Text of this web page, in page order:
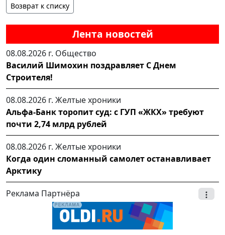
Лента новостей
08.08.2026 г. Общество
Василий Шимохин поздравляет С Днем
Строителя!
08.08.2026 г. Желтые хроники
Альфа-Банк торопит суд: с ГУП «ЖКХ» требуют
почти 2,74 млрд рублей
08.08.2026 г. Желтые хроники
Когда один сломанный самолет останавливает
Арктику
Реклама Партнёра
Возврат к списку